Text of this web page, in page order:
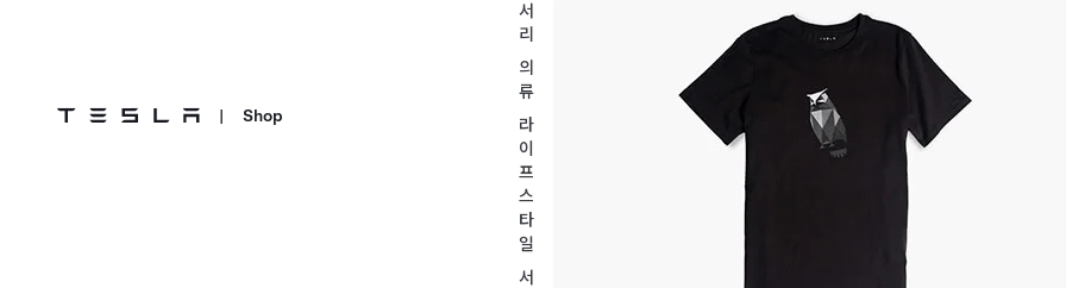
| Shop
서
리
의
류
라
이
프
스
타
일
서